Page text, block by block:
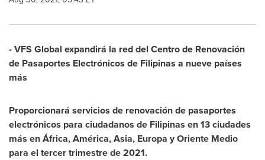
- VFS Global expandirá la red del Centro de Renovación
de Pasaportes Electrónicos de Filipinas a nueve países
más
Proporcionará servicios de renovación de pasaportes
electrónicos para ciudadanos de Filipinas en 13 ciudades
más en África, América,Asia, Europa yOriente Medio
para el tercer trimestre de 2021.